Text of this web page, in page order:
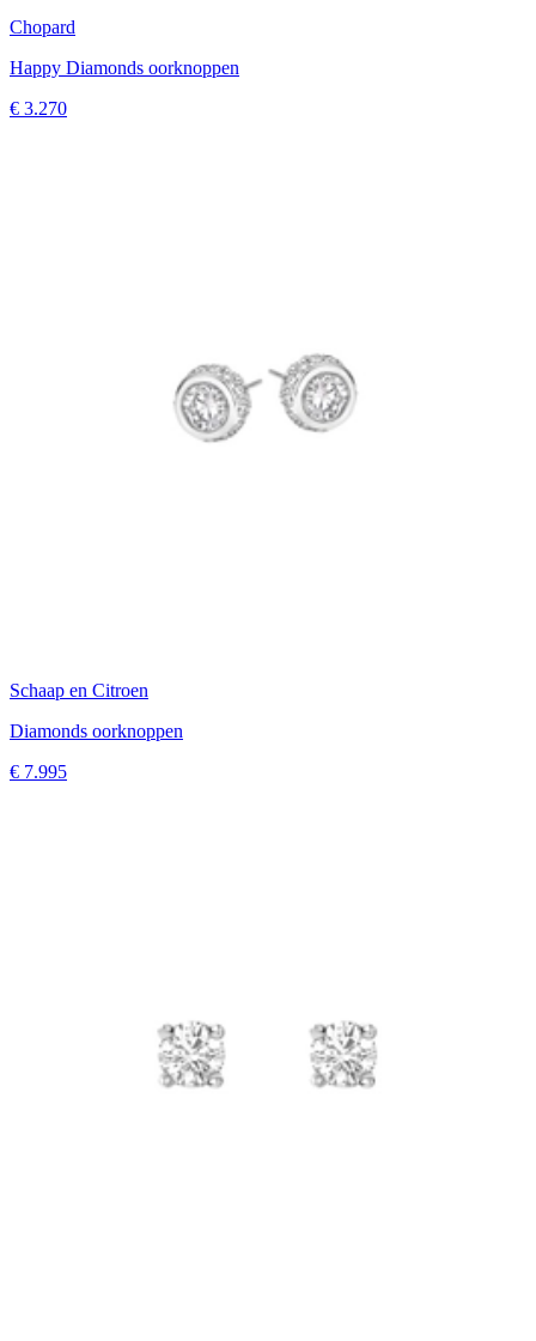
Chopard
Happy Diamonds oorknoppen
€ 3.270
Schaap en Citroen
Diamonds oorknoppen
€ 7.995